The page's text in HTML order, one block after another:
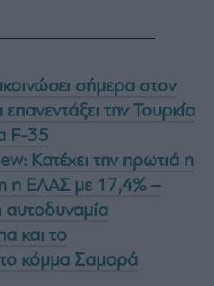
σήμερα στον
την Τουρκία
F-35
Κατέχει την πρωτιά η
η ΕΛΑΣ με 17,4% –
αυτοδυναμία
και το
κόμμα Σαμαρά